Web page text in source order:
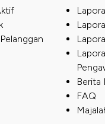
Berita
FAQ